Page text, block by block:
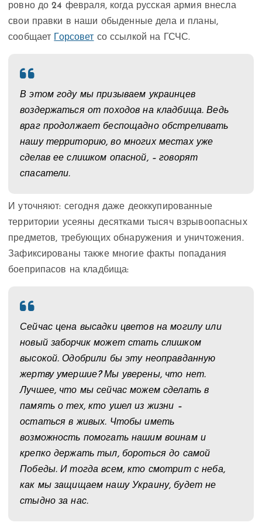
ровно до 24 февраля, когда русская армия внесла
свои правки в наши обыденные дела и планы,
сообщает
Горсовет со ссылкой на ГСЧС.
В этом году мы призываем украинцев
воздержаться от походов на кладбища. Ведь
враг продолжает беспощадно обстреливать
нашу территорию, во многих местах уже
сделав ее слишком опасной, – говорят
спасатели.
И уточняют: сегодня даже деоккупированные
территории усеяны десятками тысяч взрывоопасных
предметов, требующих обнаружения и уничтожения.
Зафиксированы также многие факты попадания
боеприпасов на кладбища:
Сейчас цена высадки цветов на могилу или
новый заборчик может стать слишком
высокой. Одобрили бы эту неоправданную
жертву умершие? Мы уверены, что нет.
Лучшее, что мы сейчас можем сделать в
память о тех, кто ушел из жизни –
остаться в живых. Чтобы иметь
возможность помогать нашим воинам и
крепко держать тыл, бороться до самой
Победы. И тогда всем, кто смотрит с неба,
как мы защищаем нашу Украину, будет не
стыдно за нас.